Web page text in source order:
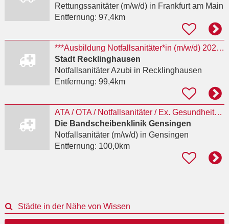
Rettungssanitäter (m/w/d)in Frankfurt am Main
Entfernung: 97,4km
***Ausbildung Notfallsanitäter*in (m/w/d) 2027 ***
Stadt Recklinghausen
Notfallsanitäter Azubi in Recklinghausen
Entfernung: 99,4km
ATA / OTA / Notfallsanitäter / Ex. Gesundheits- und Krankheitspflegerin Bandscheibenklinik in
Die Bandscheibenklinik Gensingen
Notfallsanitäter (m/w/d)in Gensingen
Entfernung: 100,0km
Städte in der Nähe von Wissen